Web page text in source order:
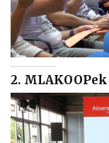
2.